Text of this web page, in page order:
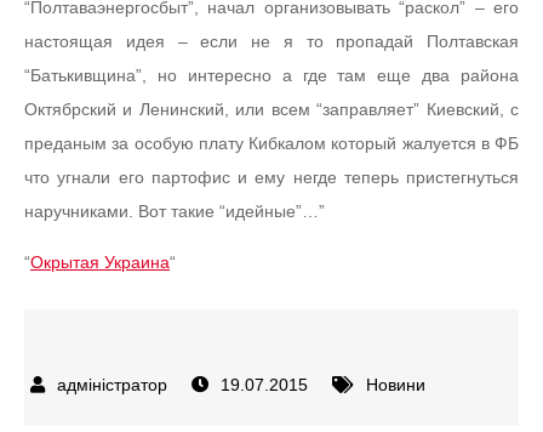
“Полтаваэнергосбыт”, начал организовывать “раскол” – его
настоящая идея – если не я то пропадай Полтавская
“Батькивщина”, но интересно а где там еще два района
Октябрский и Ленинский, или всем “заправляет” Киевский, с
преданым за особую плату Кибкалом который жалуется в ФБ
что угнали его партофис и ему негде теперь пристегнуться
наручниками. Вот такие “идейные”…”
“Окрытая Украина“
19.07.2015 Новини